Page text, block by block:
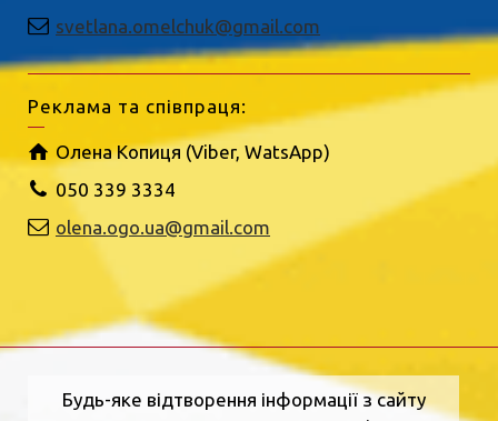
svetlana.omelchuk@gmail.com
Реклама та співпраця:
Олена Копиця (Viber, WatsApp)
050 339 3334
olena.ogo.ua@gmail.com
Будь-яке відтворення інформації з сайту